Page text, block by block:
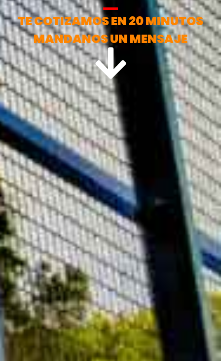
TE COTIZAMOS EN 20 MINUTOS
MANDANOS UN MENSAJE